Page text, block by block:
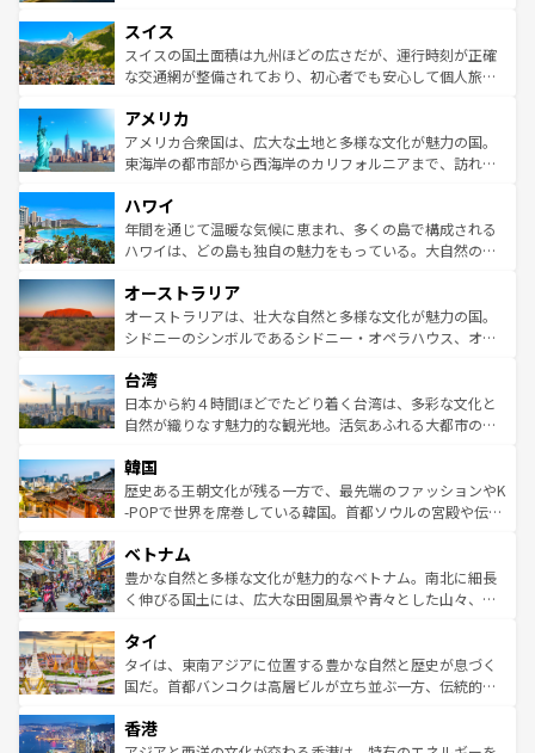
れる地方に足を運ぶとそれぞれで全く異なる文化を体験で
きるだろう。 なお、新着のフランス情報はコンテンツ一覧
を参照してほしい。
は、お酒好きな人にはぜひ体験してほしい。 なお、新着の
ドイツ情報はコンテンツ一覧を参照してほしい。
リアごとに異なる魅力がある。また、優雅なアフタヌーン
ティー、ビール好きにはたまらない英国パブ、サッカー観
戦など、本場だからこそできる体験も豊富。イギリスを旅
ンツ一覧を参照してほしい。
スイス
スイスの国土面積は九州ほどの広さだが、運行時刻が正確
な交通網が整備されており、初心者でも安心して個人旅行
の建物がそのまま残る町や、スイスならではのユニークな
博物館もあり、アルプス観光だけでなく町歩きも満喫する
ことができる。国民の所得が高いため物価も高いが、旅行
ば市内交通費無料で観光を楽しむこともできる。 なお、新
着のスイス情報はコンテンツ一覧 を参照してほしい。
アメリカ
アメリカ合衆国は、広大な土地と多様な文化が魅力の国。
東海岸の都市部から西海岸のカリフォルニアまで、訪れる
のような巨大都市は、観光、ショッピング、エンターテイ
ンメントが詰まった刺激的なスポットだ。一方、アメリカ
西部には大自然が広がり、グランドキャニオンやイエロー
部のニューオーリンズでは、音楽と美食が融合した独特の
文化が魅力。旅行者はアメリカの各地域で異なる魅力を楽
しみながら、その多様性と豊かな歴史を感じることができ
ならではの贅沢な旅のスタイルだ。 なお、新着のアメリカ
情報はコンテンツ一覧を参照してほしい。
ハワイ
年間を通じて温暖な気候に恵まれ、多くの島で構成される
ハワイは、どの島も独自の魅力をもっている。大自然の神
ワイ島は見逃せない。また、定番の観光地といえばオアフ
島だが、静かな自然を求めるならマウイ島やカウアイ島が
おすすめ。エメラルドグリーンに輝く海をはじめ、豊かな
れるおもてなしの心で訪れる人々を迎えてくれるハワイの
人々、おいしいローカルフードやハワイアンミュージッ
ク、伝統的なフラダンスなど、すべてがハワイの魅力を彩
ワイを、存分に味わってほしい。 なお、新着のハワイ情報
はコンテンツ一覧を参照してほしい。
オーストラリア
オーストラリアは、壮大な自然と多様な文化が魅力の国。
シドニーのシンボルであるシドニー・オペラハウス、オー
リアリーフや大陸中央部にそびえるウルル（エアーズロッ
ク）、タスマニアの美しい原生林やケアンズの熱帯雨林な
ど、見どころがたくさん。また、カフェやワイン、オージ
いる。アクティビティも充実しており、サーフィンやダイ
ビング、ハイキングなど、アウトドア好きにはたまらな
い。オーストラリアの多彩な魅力を存分に味わいつくそ
参照してほしい。
台湾
日本から約４時間ほどでたどり着く台湾は、多彩な文化と
自然が織りなす魅力的な観光地。活気あふれる大都市の台
ン）、静ひつな山岳地帯である台湾東部など、都市の喧騒
と山間の静けさが共存しており、訪れる人に新しい発見と
驚きをもたらしてくれる。また、奥深い台湾の食文化も魅
容にもいいと評判のスイーツなど、バラエティ豊かな料理
が味わえる。 なお、新着の台湾情報は コンテンツ一覧を参
照してほしい。
韓国
歴史ある王朝文化が残る一方で、最先端のファッションやK
-POPで世界を席巻している韓国。首都ソウルの宮殿や伝統
き、地方に足を延ばせば四季折々の自然美を楽しむことが
できる。そして、キムチや焼肉、絶品のストリートフード
まで、さまざまな韓国料理が待っている。夜には、韓国な
リティに包まれながら、韓国の多彩な魅力を心ゆくまで味
わってみてほしい。 なお、新着の韓国情報はコンテンツ一
覧を参照してほしい。
ベトナム
豊かな自然と多様な文化が魅力的なベトナム。南北に細長
く伸びる国土には、広大な田園風景や青々とした山々、世
急速な発展と共に伝統が息づく。ハノイの古い町並みやホ
ーチミン市のフランス統治時代の建物も、独特の雰囲気を
醸し出している。また、バラエティの豊かさとおいしさで
とつ。フォーやバインミー、ベトナムコーヒーなどは、ぜ
ひ現地で味わいたい。どの地域を訪れてもあたたかい人々
タイ
タイは、東南アジアに位置する豊かな自然と歴史が息づく
国だ。首都バンコクは高層ビルが立ち並ぶ一方、伝統的な
の活気が交差している。北部ではチェンマイなどの山岳地
香港